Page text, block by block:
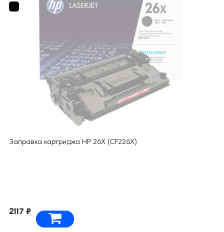
Заправка картриджа HP 26X (CF226X)
2117 ₽